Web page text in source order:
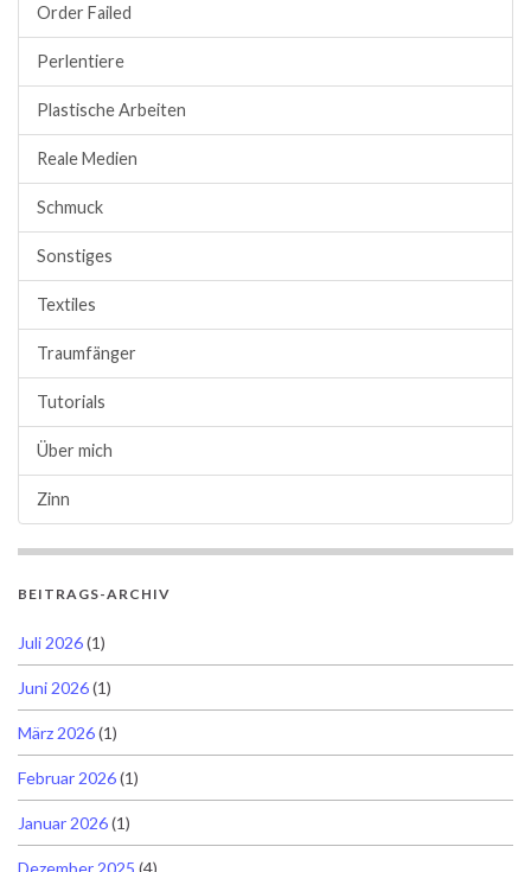
Order Failed
Perlentiere
Plastische Arbeiten
Reale Medien
Schmuck
Sonstiges
Textiles
Traumfänger
Tutorials
Über mich
Zinn
BEITRAGS-ARCHIV
Juli 2026(1)
Juni 2026(1)
März 2026(1)
Februar 2026(1)
Januar 2026(1)
Dezember 2025 (4)